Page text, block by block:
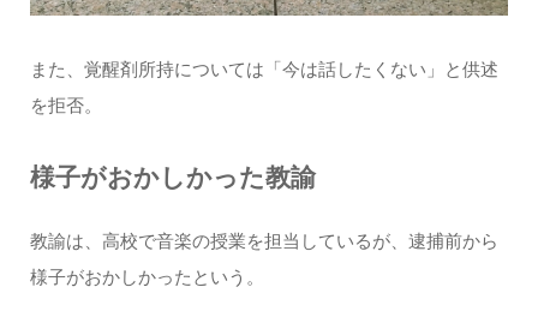
また、覚醒剤所持については「今は話したくない」と供述
を拒否。
様子がおかしかった教諭
教諭は、高校で音楽の授業を担当しているが、逮捕前から
様子がおかしかったという。